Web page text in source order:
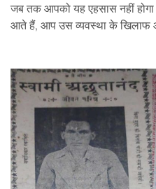
जब तक आपको यह एहसास नहीं
आते हैं, आप उस व्यवस्था के खिलाफ